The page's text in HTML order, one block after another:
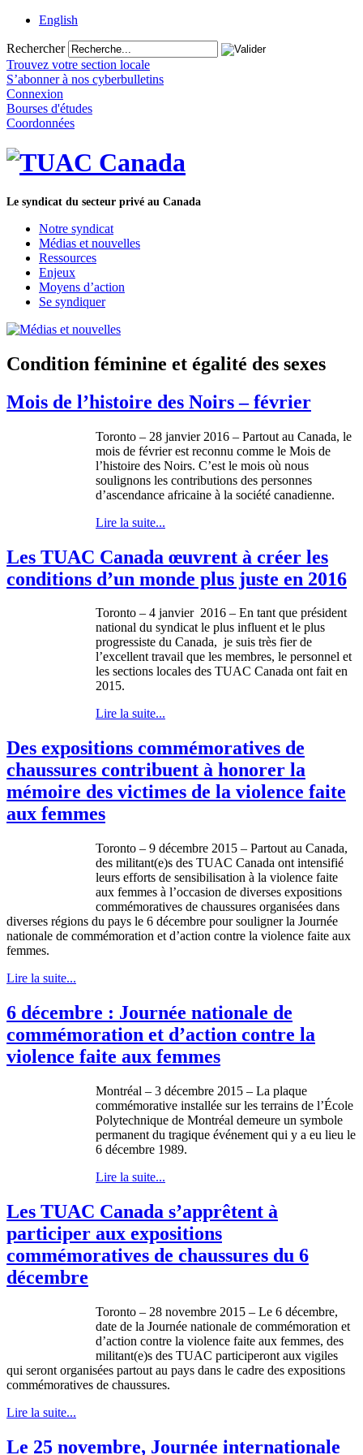
English
Rechercher
Trouvez votre section locale
S’abonner à nos cyberbulletins
Connexion
Bourses d'études
Coordonnées
Le syndicat du secteur privé au Canada
Notre syndicat
Médias et nouvelles
Ressources
Enjeux
Moyens d’action
Se syndiquer
Condition féminine et égalité des sexes
Mois de l’histoire des Noirs – février
Toronto – 28 janvier 2016 – Partout au Canada, le
mois de février est reconnu comme le Mois de
l’histoire des Noirs. C’est le mois où nous
soulignons les contributions des personnes
d’ascendance africaine à la société canadienne.
Lire la suite...
Les TUAC Canada œuvrent à créer les
conditions d’un monde plus juste en 2016
Toronto – 4 janvier 2016 – En tant que président
national du syndicat le plus influent et le plus
progressiste du Canada, je suis très fier de
l’excellent travail que les membres, le personnel et
les sections locales des TUAC Canada ont fait en
2015.
Lire la suite...
Des expositions commémoratives de
chaussures contribuent à honorer la
mémoire des victimes de la violence faite
aux femmes
Toronto – 9 décembre 2015 – Partout au Canada,
des militant(e)s des TUAC Canada ont intensifié
leurs efforts de sensibilisation à la violence faite
aux femmes à l’occasion de diverses expositions
commémoratives de chaussures organisées dans
diverses régions du pays le 6 décembre pour souligner la Journée
nationale de commémoration et d’action contre la violence faite aux
femmes.
Lire la suite...
6 décembre : Journée nationale de
commémoration et d’action contre la
violence faite aux femmes
Montréal – 3 décembre 2015 – La plaque
commémorative installée sur les terrains de l’École
Polytechnique de Montréal demeure un symbole
permanent du tragique événement qui y a eu lieu le
6 décembre 1989.
Lire la suite...
Les TUAC Canada s’apprêtent à
participer aux expositions
commémoratives de chaussures du 6
décembre
Toronto – 28 novembre 2015 – Le 6 décembre,
date de la Journée nationale de commémoration et
d’action contre la violence faite aux femmes, des
militant(e)s des TUAC participeront aux vigiles
qui seront organisées partout au pays dans le cadre des expositions
commémoratives de chaussures.
Lire la suite...
Le 25 novembre, Journée internationale